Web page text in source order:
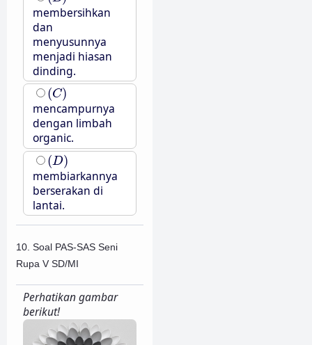
membersihkan
dan
menyusunnya
menjadi hiasan
dinding.
(C)
(C)
mencampurnya
dengan limbah
organic.
(D)
(D)
membiarkannya
berserakan di
lantai.
10. Soal PAS-SAS Seni
Rupa V SD/MI
Perhatikan gambar
berikut!